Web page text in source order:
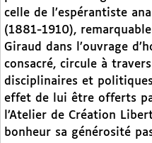
celle de l’espérantiste
(1881-1910),
Giraud dans l’ouvrage
consacré, circule à
disciplinaires et
effet de lui être offerts
l’Atelier de Création
bonheur sa générosité